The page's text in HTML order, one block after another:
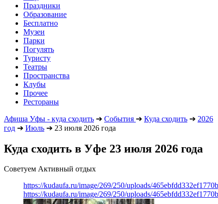
Праздники
Образование
Бесплатно
Музеи
Парки
Погулять
Туристу
Театры
Пространства
Клубы
Прочее
Рестораны
Афиша Уфы - куда сходить ➔ События ➔ Куда сходить ➔ 2026
год ➔ Июль ➔ 23 июля 2026 года
Куда сходить в Уфе 23 июля 2026 года
Советуем Активный отдых
https://kudaufa.ru/image/269/250/uploads/
https://kudaufa.ru/image/269/250/uploads/